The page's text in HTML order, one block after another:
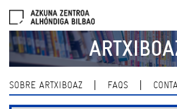
navigation
SOBRE ARTXIBOAZ FAQS